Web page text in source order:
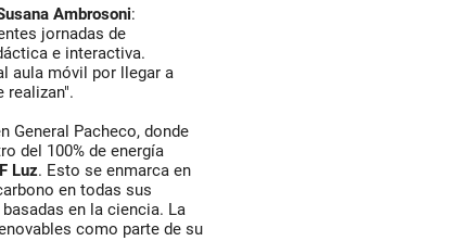
Ambrosoni:
jornadas de
e interactiva.
aula móvil por llegar a
realizan".
General Pacheco, donde
del 100% de energía
Luz. Esto se enmarca en
en todas sus
en la ciencia. La
como parte de su